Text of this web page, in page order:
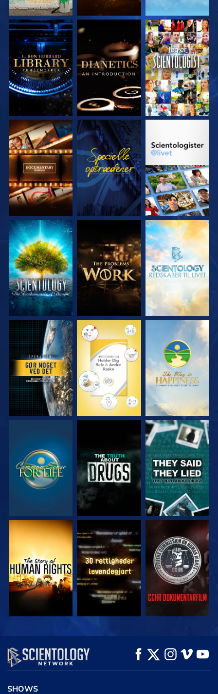
UDFORSK SERIEN UDFORSK SERIEN SE
UDFORSK SERIEN SE UDFORSK SERIEN
UDFORSK SERIEN UDFORSK SERIEN UDFORSK SERIEN
SE SE SE
SE SE
SE SE SE
SE UDFORSK SERIEN
SHOWS